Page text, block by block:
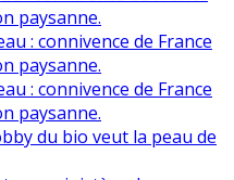
paysanne.
: connivence de France
paysanne.
: connivence de France
paysanne.
du bio veut la peau de